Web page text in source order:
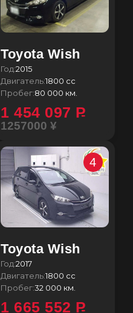
Toyota Wish
Год:2015
Двигатель:1800 сс
Пробег:80 000 км.
1 454 097 P
1257000 ¥
Toyota Wish
4
Год:2017
Двигатель:1800 сс
Пробег:32 000 км.
1 665 552 P